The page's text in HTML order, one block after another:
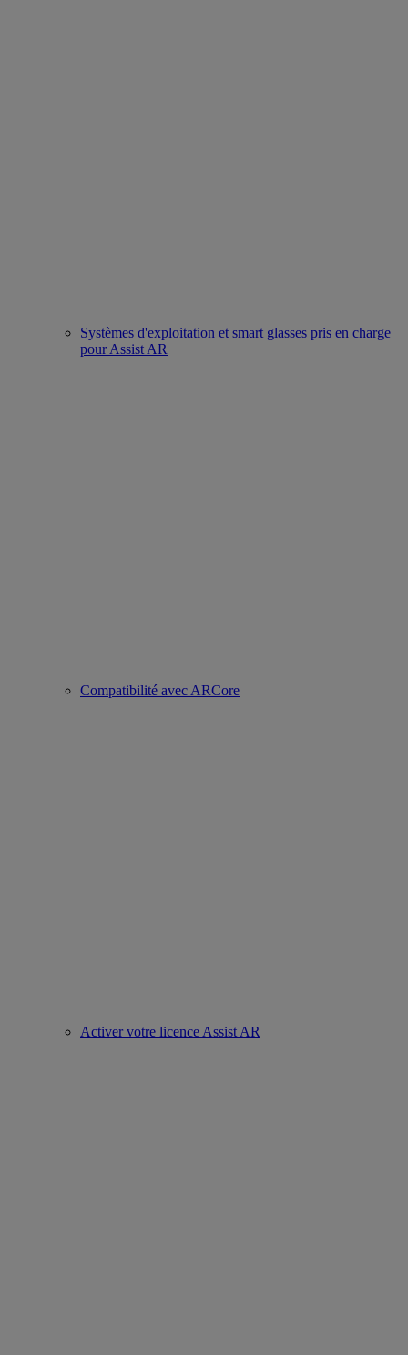
Systèmes d'exploitation et smart glasses pris en charge
pour Assist AR
Compatibilité avec ARCore
Activer votre licence Assist AR